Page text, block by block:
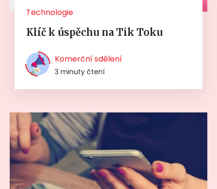
Technologie
Klíč k úspěchu na Tik Toku
Komerční sdělení
3 minuty čtení